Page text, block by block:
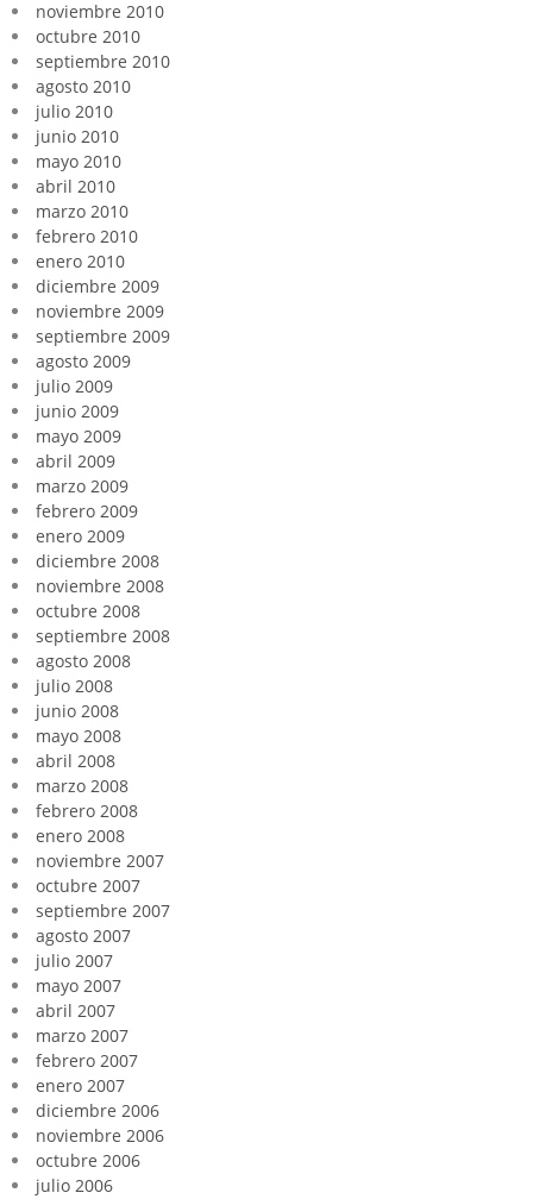
noviembre 2010
octubre 2010
septiembre 2010
agosto 2010
julio 2010
junio 2010
mayo 2010
abril 2010
marzo 2010
febrero 2010
enero 2010
diciembre 2009
noviembre 2009
septiembre 2009
agosto 2009
julio 2009
junio 2009
mayo 2009
abril 2009
marzo 2009
febrero 2009
enero 2009
diciembre 2008
noviembre 2008
octubre 2008
septiembre 2008
agosto 2008
julio 2008
junio 2008
mayo 2008
abril 2008
marzo 2008
febrero 2008
enero 2008
noviembre 2007
octubre 2007
septiembre 2007
agosto 2007
julio 2007
mayo 2007
abril 2007
marzo 2007
febrero 2007
enero 2007
diciembre 2006
noviembre 2006
octubre 2006
julio 2006